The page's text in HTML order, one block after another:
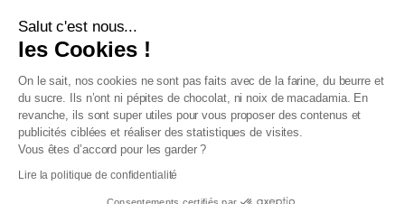
Salut c'est nous...
les Cookies !
On le sait, nos cookies ne sont pas faits avec de la farine, du beurre et
du sucre. Ils n’ont ni pépites de chocolat, ni noix de macadamia. En
revanche, ils sont super utiles pour vous proposer des contenus et
publicités ciblées et réaliser des statistiques de visites.
Vous êtes d’accord pour les garder ?
Lire la politique de confidentialité
Consentements certifiés par
Conditions générales de vente
Conditions générales du programme de fidélité
Charte de données personnelles
Conditions générales de vente Pro
Déclaration d’accessibilité